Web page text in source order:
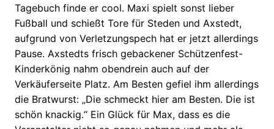
Tagebuch finde er cool. Maxi spielt sonst lieber
Fußball und schießt Tore für Steden und Axstedt,
aufgrund von Verletzungspech hat er jetzt allerdings
Pause. Axstedts frisch gebackener Schützenfest-
Kinderkönig nahm obendrein auch auf der
Verkäuferseite Platz. Am Besten gefiel ihm allerdings
die Bratwurst: „Die schmeckt hier am Besten. Die ist
schön knackig.“ Ein Glück für Max, dass es die